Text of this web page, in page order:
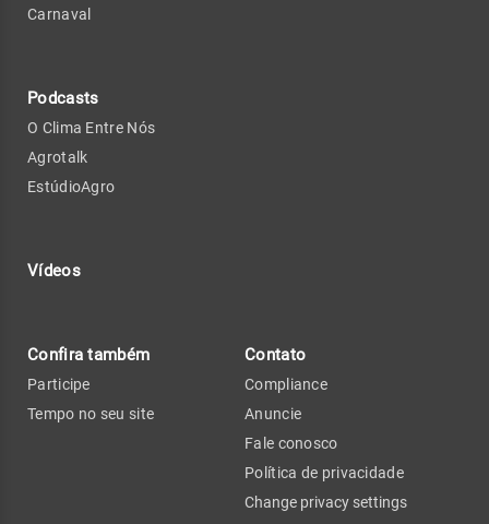
Carnaval
Podcasts
O Clima Entre Nós
Agrotalk
EstúdioAgro
Vídeos
Confira também
Participe
Tempo no seu site
Contato
Compliance
Anuncie
Fale conosco
Política de privacidade
Change privacy settings